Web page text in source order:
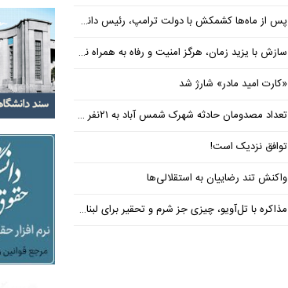
پس از ماه‌ها کشمکش با دولت ترامپ، رئیس دانشگاه براون کنار می‌رود
سازش با یزید زمان، هرگز امنیت و رفاه به همراه نداشته است
«کارت امید مادر» شارژ شد
تعداد مصدومان حادثه شهرک شمس آباد به ۲۱نفر رسید
توافق نزدیک است!
واکنش تند رضاییان به استقلالی‌ها
مذاکره با تل‌آویو، چیزی جز شرم و تحقیر برای لبنان ندارد